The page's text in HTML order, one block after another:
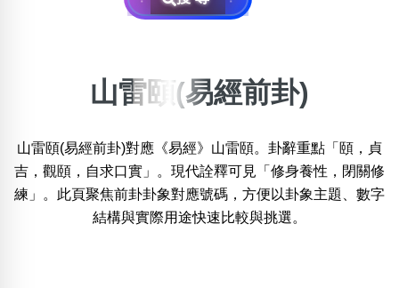
位置:
一 三 四 六 七 八
山雷頤(易經前卦)
山雷頤(易經前卦)對應《易經》山雷頤。卦辭重點「頤，貞
吉，觀頤，自求口實」。現代詮釋可見「修身養性，閉關修
練」。此頁聚焦前卦卦象對應號碼，方便以卦象主題、數字
結構與實際用途快速比較與挑選。